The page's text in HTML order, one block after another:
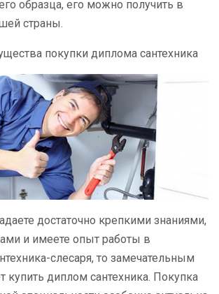
образца, его можно получить в
страны.
покупки диплома сантехника
достаточно крепкими знаниями,
и имеете опыт работы в
слесаря, то замечательным
купить диплом сантехника. Покупка